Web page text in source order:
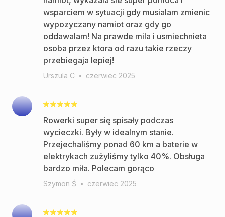
wsparciem w sytuacji gdy musialam zmienic
wypozyczany namiot oraz gdy go
oddawalam! Na prawde mila i usmiechnieta
osoba przez ktora od razu takie rzeczy
przebiegaja lepiej!
Urszula C • czerwiec 2025
Rowerki super się spisały podczas
wycieczki. Były w idealnym stanie.
Przejechaliśmy ponad 60 km a baterie w
elektrykach zużyliśmy tylko 40%. Obsługa
bardzo miła. Polecam gorąco
Szymon Ś • czerwiec 2025